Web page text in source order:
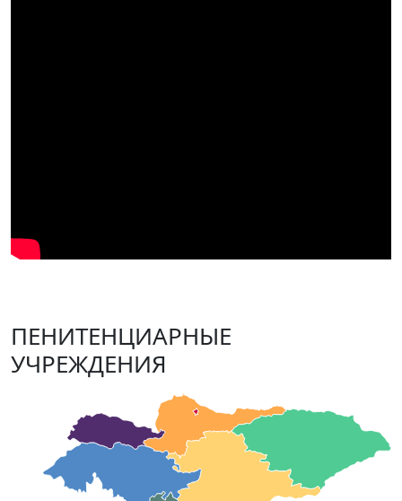
ПЕНИТЕНЦИАРНЫЕ
УЧРЕЖДЕНИЯ